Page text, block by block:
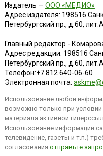
Издатель — ООО «МЕДИО»
Адрес издателя: 198516
Петербургский пр., д.60,
Главный редактор -
Адрес редакции: 198516
Петербургский пр., д.60,
Телефон:+7 812 640-06-60
Электронная почта:
Использование любой
возможно только при условии
материала активной
Использование информации
телевидение, газеты и т.п.)
согласования отправьте